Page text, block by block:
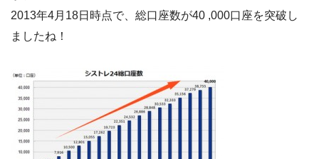
2013年4月18日時点で、総口座数が40 ,000口座を突破し
ましたね！